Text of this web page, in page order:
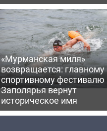
«Мурманская миля»
возвращается: главному
спортивному фестивалю
Заполярья вернут
историческое имя